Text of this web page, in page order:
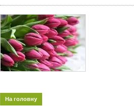
На головну